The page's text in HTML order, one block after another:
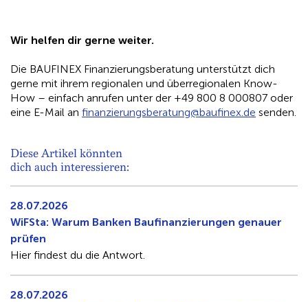
Wir helfen dir gerne weiter.
Die BAUFINEX Finanzierungsberatung unterstützt dich
gerne mit ihrem regionalen und überregionalen Know-
How – einfach anrufen unter der +49 800 8 000807 oder
eine E-Mail an
ed.xe
nifua
b@gnu
tareb
sgnur
eizna
nif senden.
Diese Artikel könnten
dich auch interessieren:
28.07.2026
WiFSta: Warum Banken Baufinanzierungen genauer
prüfen
Hier findest du die Antwort.
28.07.2026